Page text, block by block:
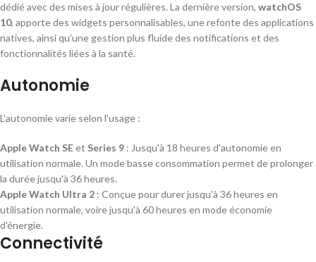
dédié avec des mises à jour régulières. La dernière version, watchOS
10, apporte des widgets personnalisables, une refonte des applications
natives, ainsi qu'une gestion plus fluide des notifications et des
fonctionnalités liées à la santé.
Autonomie
L'autonomie varie selon l'usage :
Apple Watch SEet Series 9 : Jusqu'à 18 heures d'autonomie en
utilisation normale. Un mode basse consommation permet de prolonger
la durée jusqu'à 36 heures.
Apple Watch Ultra 2 : Conçue pour durer jusqu'à 36 heures en
utilisation normale, voire jusqu'à 60 heures en mode économie
d'énergie.
Connectivité